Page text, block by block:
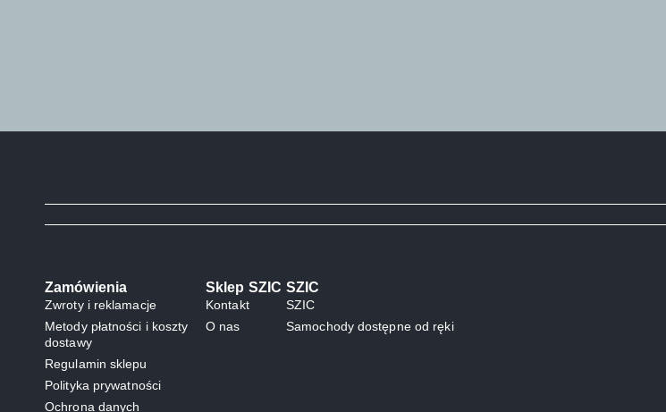
Zamówienia
Zwroty i reklamacje
Metody płatności i koszty
dostawy
Regulamin sklepu
Polityka prywatności
Ochrona danych
Sklep SZIC
Kontakt
O nas
SZIC
SZIC
Samochody dostępne od ręki